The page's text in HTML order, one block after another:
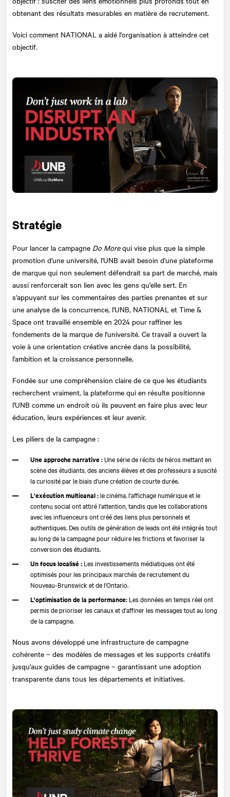
obtenant des résultats mesurables en matière de recrutement.
Voici comment NATIONAL a aidé l'organisation à atteindre cet
objectif.
Stratégie
Pour lancer la campagne Do Morequi vise plus que la simple
promotion d'une université, l'UNB avait besoin d'une plateforme
de marque qui non seulement défendrait sa part de marché, mais
aussi renforcerait son lien avec les gens qu'elle sert. En
s'appuyant sur les commentaires des parties prenantes et sur
une analyse de la concurrence, l'UNB, NATIONAL et Time &
Space ont travaillé ensemble en 2024 pour raffiner les
fondements de la marque de l'université. Ce travail a ouvert la
voie à une orientation créative ancrée dans la possibilité,
l'ambition et la croissance personnelle.
Fondée sur une compréhension claire de ce que les étudiants
recherchent vraiment, la plateforme qui en résulte positionne
l'UNB comme un endroit où ils peuvent en faire plus avec leur
éducation, leurs expériences et leur avenir.
Les piliers de la campagne :
Une approche narrative :Une série de récits de héros mettant en
scène des étudiants, des anciens élèves et des professeurs a suscité
la curiosité par le biais d'une création de courte durée.
L'exécution multicanal : le cinéma, l'affichage numérique et le
contenu social ont attiré l'attention, tandis que les collaborations
avec les influenceurs ont créé des liens plus personnels et
authentiques. Des outils de génération de leads ont été intégrés tout
au long de la campagne pour réduire les frictions et favoriser la
conversion des étudiants.
Un focus localisé : Les investissements médiatiques ont été
optimisés pour les principaux marchés de recrutement du
Nouveau-Brunswick et de l'Ontario.
L'optimisation de la performance: Les données en temps réel ont
permis de prioriser les canaux et d'affiner les messages tout au long
de la campagne.
Nous avons développé une infrastructure de campagne
cohérente – des modèles de messages et les supports créatifs
jusqu'aux guides de campagne – garantissant une adoption
transparente dans tous les départements et initiatives.